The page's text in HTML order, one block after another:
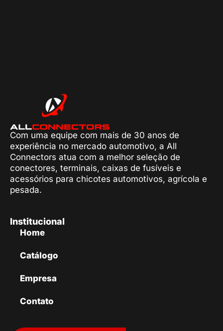
Com uma equipe com mais de 30 anos de
experiência no mercado automotivo, a All
Connectors atua com a melhor seleção de
conectores, terminais, caixas de fusíveis e
acessórios para chicotes automotivos, agrícola e
pesada.
Institucional
Home
Catálogo
Empresa
Contato